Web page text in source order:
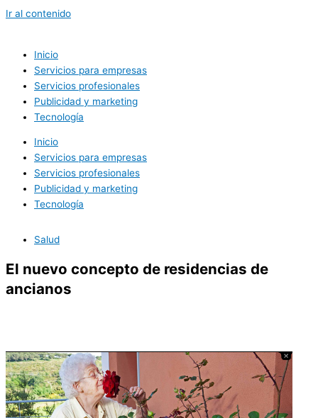
Ir al contenido
Inicio
Servicios para empresas
Servicios profesionales
Publicidad y marketing
Tecnología
Inicio
Servicios para empresas
Servicios profesionales
Publicidad y marketing
Tecnología
Salud
El nuevo concepto de residencias de
ancianos